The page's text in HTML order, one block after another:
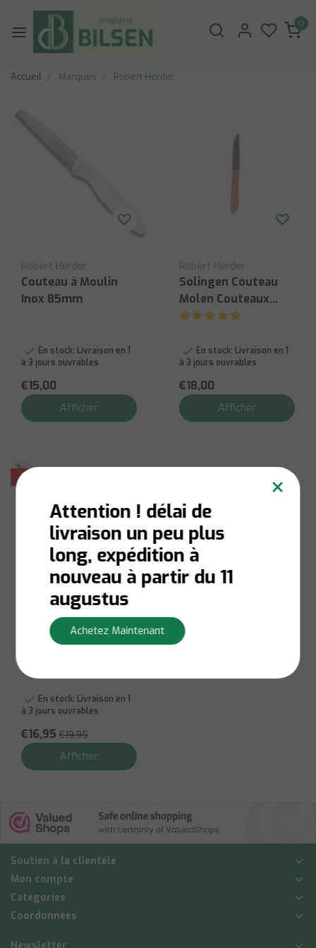
0
Accueil Marques Robert Herder
Robert Herder
Couteau à Moulin
Inox 85mm
En stock: Livraison en 1
à 3 jours ouvrables
€15,00
Afficher
Robert Herder
Solingen Couteau
Molen Couteaux
d’office Molen Lame
mmEn stock: Livraison en 1
à 3 jours ouvrables
€18,00
Afficher
Soldes
Robert Herder
Couteau à Moulin
Plus Inox - 85mm
En stock: Livraison en 1
à 3 jours ouvrables
€16,95 €19,95
Afficher
Soutien à la clientèle
Mon compte
Catégories
Coordonnées
Newsletter
×
Attention ! délai de
livraison un peu plus
long, expédition à
nouveau à partir du 11
augustus
Achetez Maintenant